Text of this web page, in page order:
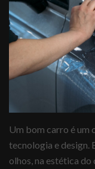
Um bom carro é um
tecnologia e design.
olhos, na estética do